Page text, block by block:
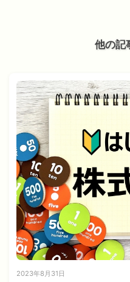
他の記
2023年8月31日